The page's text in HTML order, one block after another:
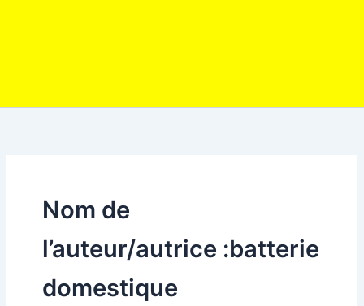
Nom de
l’auteur/autrice :batterie
domestique